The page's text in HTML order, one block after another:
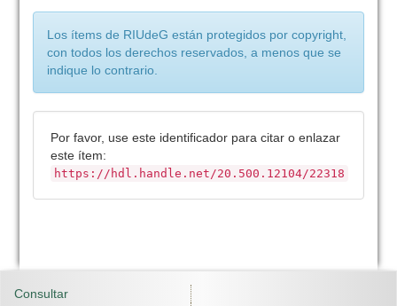
Los ítems de RIUdeG están protegidos por copyright,
con todos los derechos reservados, a menos que se
indique lo contrario.
Por favor, use este identificador para citar o enlazar
este ítem:
https://hdl.handle.net/20.500.12104/22318
Consultar